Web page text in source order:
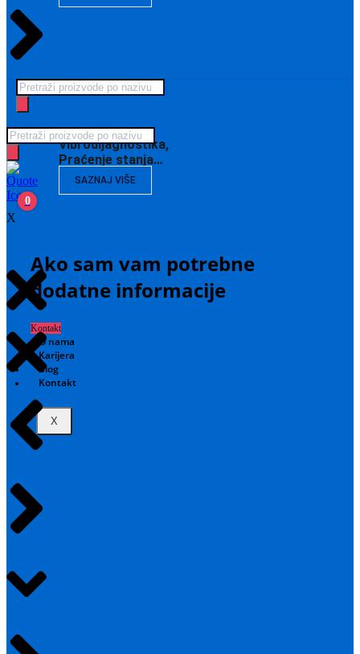
Vibrodijagnostika,
Praćenje stanja…
SAZNAJ VIŠE
Ako sam vam potrebne
dodatne informacije
Kontakt
O nama
Karijera
Blog
Kontakt
X
Products
search
Products
search
0
X